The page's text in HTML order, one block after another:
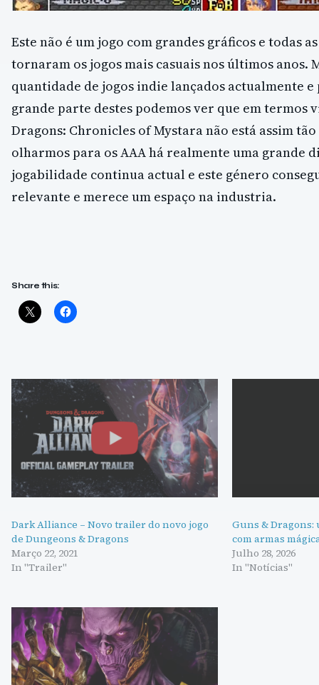
Este não é um jogo com grandes gráficos e todas
tornaram os jogos mais casuais nos últimos anos.
quantidade de jogos indie lançados actualmente
grande parte destes podemos ver que em termos
Dragons: Chronicles of Mystara não está assim
olharmos para os AAA há realmente uma grande
jogabilidade continua actual e este género
relevante e merece um espaço na industria.
Share this:
Dark Alliance – Novo trailer do novo jogo
de Dungeons & Dragons
Março 22, 2021
In "Trailer"
Guns & Dragons:
com armas
Julho 28, 2026
In "Notícias"